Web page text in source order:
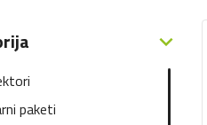
paketi